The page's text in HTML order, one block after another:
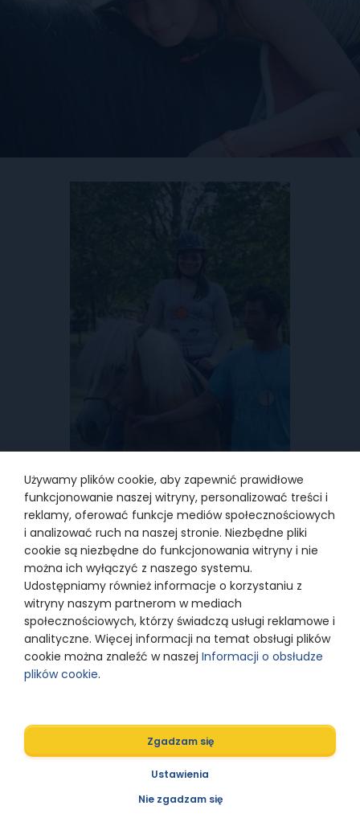
Używamy plików cookie, aby zapewnić prawidłowe
funkcjonowanie naszej witryny, personalizować treści i
reklamy, oferować funkcje mediów społecznościowych
i analizować ruch na naszej stronie. Niezbędne pliki
cookie są niezbędne do funkcjonowania witryny i nie
można ich wyłączyć z naszego systemu.
Udostępniamy również informacje o korzystaniu z
witryny naszym partnerom w mediach
społecznościowych, którzy świadczą usługi reklamowe i
analityczne. Więcej informacji na temat obsługi plików
cookie można znaleźć w naszej Informacji o obsłudze
plików cookie.
Zgadzam się
Ustawienia
Nie zgadzam się